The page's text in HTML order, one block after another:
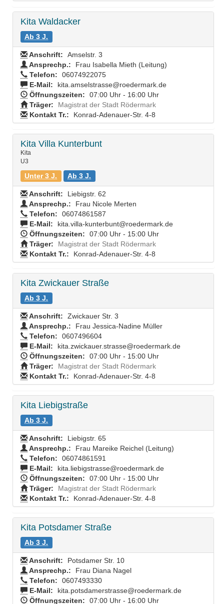
Kita Waldacker
Ab 3 J.
Anschrift:
Amselstr. 3
Ansprechp.:
Frau Isabella Mieth (Leitung)
Telefon:
06074922075
E-Mail:
kita.amselstrasse@roedermark.de
Öffnungszeiten:
07:00 Uhr - 16:00 Uhr
Träger:
Magistrat der Stadt Rödermark
Kontakt Tr.:
Konrad-Adenauer-Str. 4-8
Kita Villa Kunterbunt
Kita
U3
Unter 3 J. Ab 3 J.
Anschrift:
Liebigstr. 62
Ansprechp.:
Frau Nicole Merten
Telefon:
06074861587
E-Mail:
kita.villa-kunterbunt@roedermark.de
Öffnungszeiten:
07:00 Uhr - 15:00 Uhr
Träger:
Magistrat der Stadt Rödermark
Kontakt Tr.:
Konrad-Adenauer-Str. 4-8
Kita Zwickauer Straße
Ab 3 J.
Anschrift:
Zwickauer Str. 3
Ansprechp.:
Frau Jessica-Nadine Müller
Telefon:
0607496604
E-Mail:
kita.zwickauer.strasse@roedermark.de
Öffnungszeiten:
07:00 Uhr - 15:00 Uhr
Träger:
Magistrat der Stadt Rödermark
Kontakt Tr.:
Konrad-Adenauer-Str. 4-8
Kita Liebigstraße
Ab 3 J.
Anschrift:
Liebigstr. 65
Ansprechp.:
Frau Mareike Reichel (Leitung)
Telefon:
06074861591
E-Mail:
kita.liebigstrasse@roedermark.de
Öffnungszeiten:
07:00 Uhr - 15:00 Uhr
Träger:
Magistrat der Stadt Rödermark
Kontakt Tr.:
Konrad-Adenauer-Str. 4-8
Kita Potsdamer Straße
Ab 3 J.
Anschrift:
Potsdamer Str. 10
Ansprechp.:
Frau Diana Nagel
Telefon:
0607493330
E-Mail:
kita.potsdamerstrasse@roedermark.de
Öffnungszeiten:
07:00 Uhr - 16:00 Uhr